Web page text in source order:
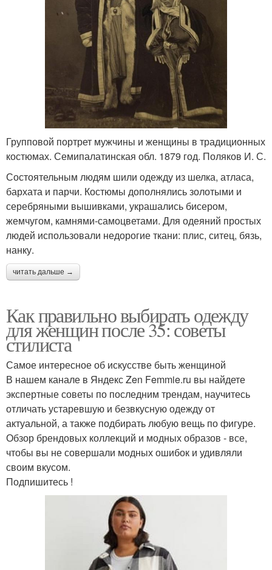
Групповой портрет мужчины и женщины в традиционных
костюмах. Семипалатинская обл. 1879 год. Поляков И. С.
Состоятельным людям шили одежду из шелка, атласа,
бархата и парчи. Костюмы дополнялись золотыми и
серебряными вышивками, украшались бисером,
жемчугом, камнями-самоцветами. Для одеяний простых
людей использовали недорогие ткани: плис, ситец, бязь,
нанку.
читать дальше →
Как правильно выбирать одежду
для женщин после 35: советы
стилиста
Самое интересное об искусстве быть женщиной
В нашем канале в Яндекс Zen Femmie.ru вы найдете
экспертные советы по последним трендам, научитесь
отличать устаревшую и безвкусную одежду от
актуальной, а также подбирать любую вещь по фигуре.
Обзор брендовых коллекций и модных образов - все,
чтобы вы не совершали модных ошибок и удивляли
своим вкусом.
Подпишитесь !